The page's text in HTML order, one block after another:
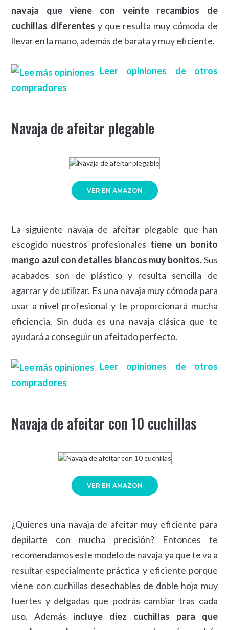
navaja que viene con veinte recambios de
cuchillas diferentes y que resulta muy cómoda de
llevar en la mano, además de barata y muy eficiente.
Leer opiniones de otros
compradores
Navaja de afeitar plegable
VER EN AMAZON
La siguiente navaja de afeitar plegable que han
escogido nuestros profesionales tiene un bonito
mango azul con detalles blancos muy bonitos.Sus
acabados son de plástico y resulta sencilla de
agarrar y de utilizar. Es una navaja muy cómoda para
usar a nivel profesional y te proporcionará mucha
eficiencia. Sin duda es una navaja clásica que te
ayudará a conseguir un afeitado perfecto.
Leer opiniones de otros
compradores
Navaja de afeitar con 10 cuchillas
VER EN AMAZON
¿Quieres una navaja de afeitar muy eficiente para
depilarte con mucha precisión? Entonces te
recomendamos este modelo de navaja ya que te va a
resultar especialmente práctica y eficiente porque
viene con cuchillas desechables de doble hoja muy
fuertes y delgadas que podrás cambiar tras cada
uso. Además incluye diez cuchillas para que